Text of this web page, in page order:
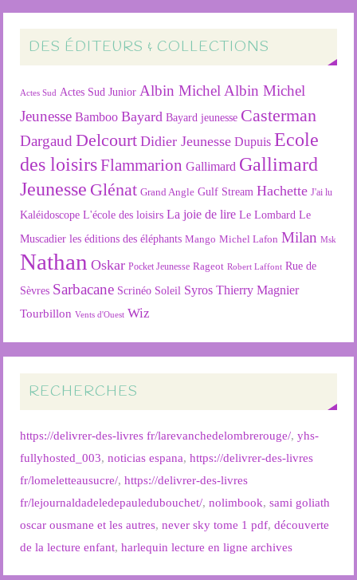
DES ÉDITEURS & COLLECTIONS
Actes Sud Actes Sud Junior Albin Michel Albin Michel
Jeunesse Bamboo Bayard Bayard jeunesse Casterman
Dargaud Delcourt Didier Jeunesse Dupuis Ecole
des loisirsFlammarion Gallimard Gallimard
Jeunesse Glénat Grand Angle Gulf Stream Hachette J'ai lu
Kaléidoscope L'école des loisirs La joie de lire Le Lombard Le
Muscadier les éditions des éléphants Mango Michel Lafon Milan Msk
Nathan Oskar Pocket Jeunesse Rageot Robert Laffont Rue de
Sèvres Sarbacane Scrinéo Soleil Syros Thierry Magnier
Tourbillon Vents d'Ouest Wiz
RECHERCHES
https://delivrer-des-livres fr/larevanchedelombrerouge/,yhs-
fullyhosted_003,noticias espana,https://delivrer-des-livres
fr/lomeletteausucre/,https://delivrer-des-livres
fr/lejournaldadeledepauledubouchet/,nolimbook,sami goliath
oscar ousmane et les autres,never sky tome 1 pdf,découverte
de la lecture enfant,harlequin lecture en ligne archives